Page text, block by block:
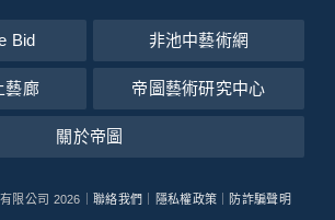
Bid 非池中藝術網
藝廊 帝圖藝術研究中心
關於帝圖
限公司 2026｜聯絡我們 隱私權政策 防詐騙聲明